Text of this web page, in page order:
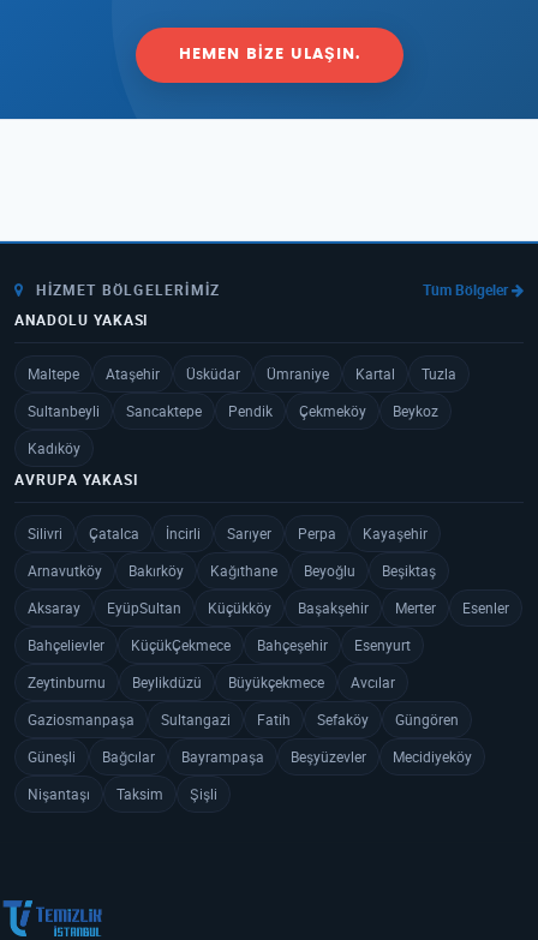
HEMEN BIZE ULAŞIN.
HIZMET BÖLGELERIMIZ
Tüm Bölgeler
ANADOLU YAKASI
Maltepe Ataşehir Üsküdar Ümraniye Kartal
Tuzla
Sultanbeyli
Sancaktepe Pendik Çekmeköy
Beykoz
Kadıköy
AVRUPA YAKASI
Silivri Çatalca İncirli Sarıyer Perpa
Kayaşehir
Arnavutköy
Bakırköy Kağıthane Beyoğlu
Beşiktaş
Aksaray
EyüpSultan Küçükköy Başakşehir Merter
Esenler
Bahçelievler
KüçükÇekmece Bahçeşehir
Esenyurt
Zeytinburnu
Beylikdüzü Büyükçekmece
Avcılar
Gaziosmanpaşa
Sultangazi Fatih Sefaköy
Güngören
Güneşli
Bağcılar Bayrampaşa Beşyüzevler
Mecidiyeköy
Nişantaşı
Taksim Şişli